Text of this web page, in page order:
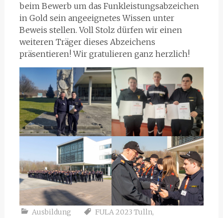
beim Bewerb um das Funkleistungsabzeichen
in Gold sein angeeignetes Wissen unter
Beweis stellen. Voll Stolz dürfen wir einen
weiteren Träger dieses Abzeichens
präsentieren! Wir gratulieren ganz herzlich!
Ausbildung FULA 2023 Tulln,